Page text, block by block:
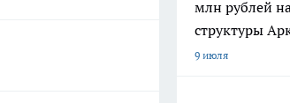
млн рублей
структуры
9 июля